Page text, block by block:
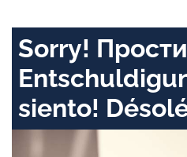
Sorry!
siento!